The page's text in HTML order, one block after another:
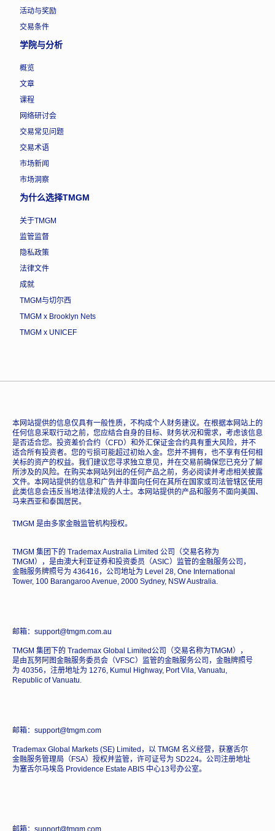
活动与奖励
交易条件
学院与分析
概览
文章
课程
网络研讨会
交易常见问题
交易术语
市场新闻
市场洞察
为什么选择TMGM
关于TMGM
监管监督
隐私政策
法律文件
成就
TMGM与切尔西
TMGM x Brooklyn Nets
TMGM x UNICEF
本网站提供的信息仅具有一般性质，不构成个人财务建议。在根据本网站上的
任何信息采取行动之前，您应结合自身的目标、财务状况和需求，考虑该信息
是否适合您。投资差价合约（CFD）和外汇保证金合约具有重大风险，并不
适合所有投资者。您的亏损可能超过初始入金。您并不拥有，也不享有任何相
关标的资产的权益。我们建议您寻求独立意见，并在交易前确保您已充分了解
所涉及的风险。在购买本网站列出的任何产品之前，务必阅读并考虑相关披露
文件。本网站提供的信息和广告并非面向任何在其所在国家或司法管辖区使用
此类信息会违反当地法律法规的人士。本网站提供的产品和服务不面向美国、
马来西亚和泰国居民。
TMGM 是由多家金融监管机构授权。
TMGM 集团下的 Trademax Australia Limited 公司（交易名称为
TMGM），是由澳大利亚证券和投资委员（ASIC）监管的金融服务公司，
金融服务牌照号为 436416，公司地址为 Level 28, One International
Tower, 100 Barangaroo Avenue, 2000 Sydney, NSW Australia.
邮箱：support@tmgm.com.au
TMGM 集团下的 Trademax Global Limited公司（交易名称为TMGM），
是由瓦努阿图金融服务委员会（VFSC）监管的金融服务公司，金融牌照号
为 40356，注册地址为 1276, Kumul Highway, Port Vila, Vanuatu,
Republic of Vanuatu.
邮箱：support@tmgm.com
Trademax Global Markets (SE) Limited，以 TMGM 名义经营，获塞舌尔
金融服务管理局（FSA）授权并监管，许可证号为 SD224。公司注册地址
为塞舌尔马埃岛 Providence Estate ABIS 中心13号办公室。
邮箱：support@tmgm.com